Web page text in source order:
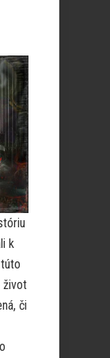
k
život
či